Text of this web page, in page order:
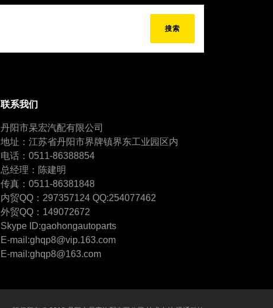
搜索
联系我们
丹阳市杲宏汽配有限公司
地址：江苏省丹阳市界牌镇界东工业园区内
电话：0511-86388854
总经理：陈建明
传真：0511-86381848
内贸QQ：297357124 QQ:254077462
外贸QQ：149072672
Skype ID:gaohongautoparts
E-mail:ghqp8@vip.163.com
E-mail:ghqp8@163.com